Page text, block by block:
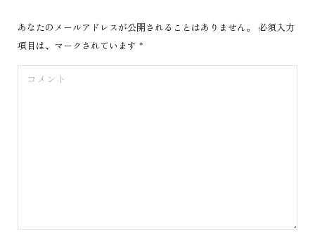
あなたのメールアドレスが公開されることはありません。 必須入力
項目は、マークされています *
コメント